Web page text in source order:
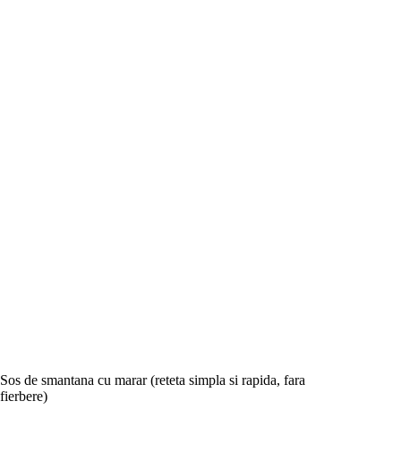
Sos de smantana cu marar (reteta simpla si rapida, fara
fierbere)